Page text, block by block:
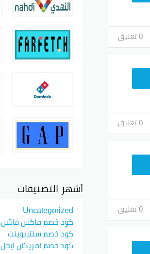
0 تعليق
0 تعليق
0 تعليق
أشهر التصنيفات
Uncategorized
كود خصم ماكس فاشن
كود خصم سنتربوينت
كود خصم امريكان ايجل